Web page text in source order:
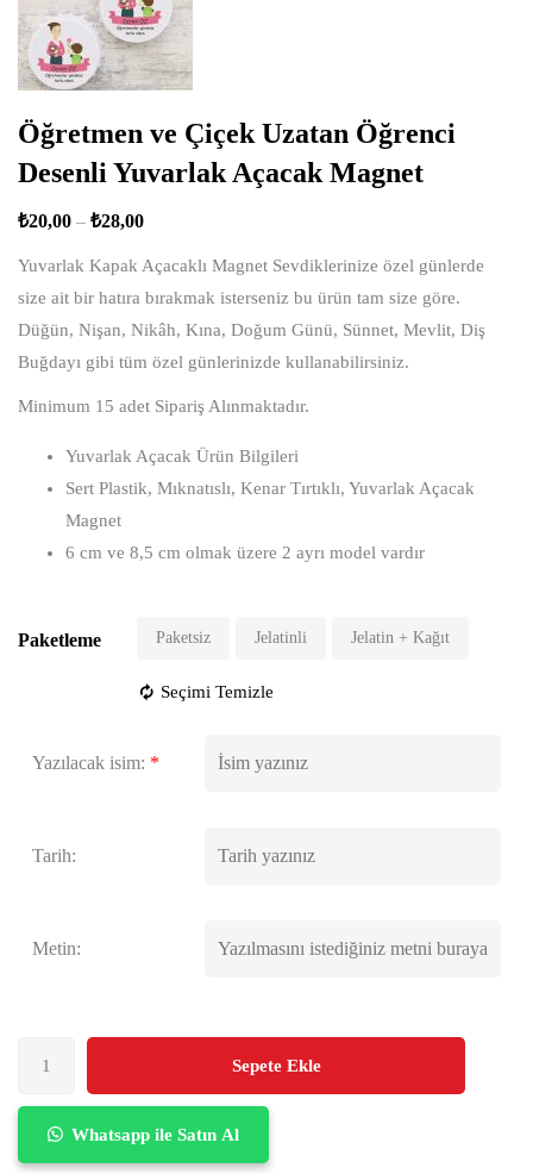
Öğretmen ve Çiçek Uzatan Öğrenci
Desenli Yuvarlak Açacak Magnet
₺20,00 – ₺28,00
Yuvarlak Kapak Açacaklı Magnet Sevdiklerinize özel günlerde
size ait bir hatıra bırakmak isterseniz bu ürün tam size göre.
Düğün, Nişan, Nikâh, Kına, Doğum Günü, Sünnet, Mevlit, Diş
Buğdayı gibi tüm özel günlerinizde kullanabilirsiniz.
Minimum 15 adet Sipariş Alınmaktadır.
Yuvarlak Açacak Ürün Bilgileri
Sert Plastik, Mıknatıslı, Kenar Tırtıklı, Yuvarlak Açacak
Magnet
6 cm ve 8,5 cm olmak üzere 2 ayrı model vardır
Paketleme Paketsiz Jelatinli Jelatin + Kağıt
Seçimi Temizle
Yazılacak isim: *
Tarih:
Metin:
Sepete Ekle
Whatsapp ile Satın Al